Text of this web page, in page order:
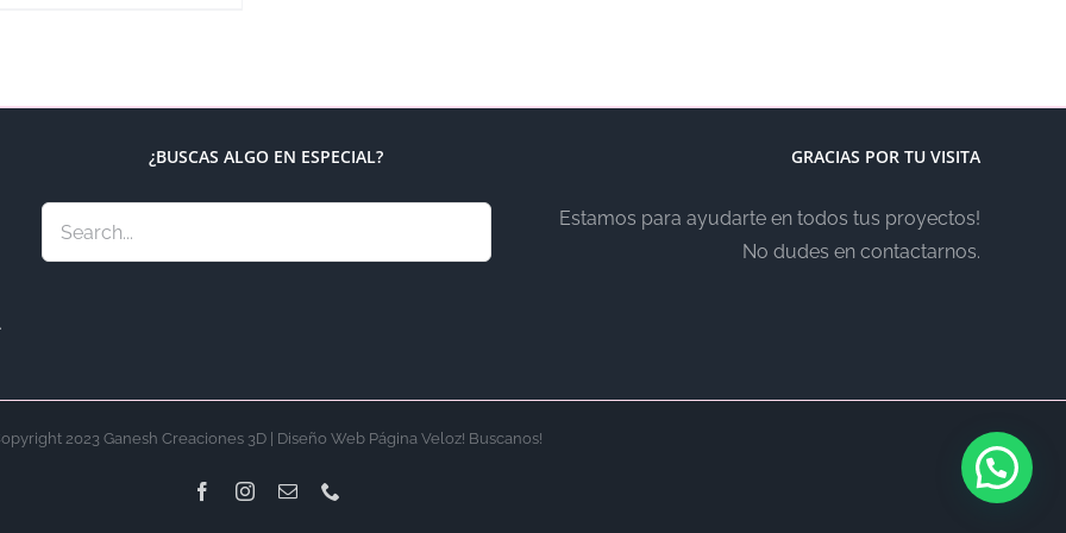
¿BUSCAS ALGO EN ESPECIAL? GRACIAS POR TU VISITA
Estamos para ayudarte en todos tus proyectos!
No dudes en contactarnos.
2023 Ganesh Creaciones 3D | Diseño Web Página Veloz! Buscanos!
FacebookInstagram
Email